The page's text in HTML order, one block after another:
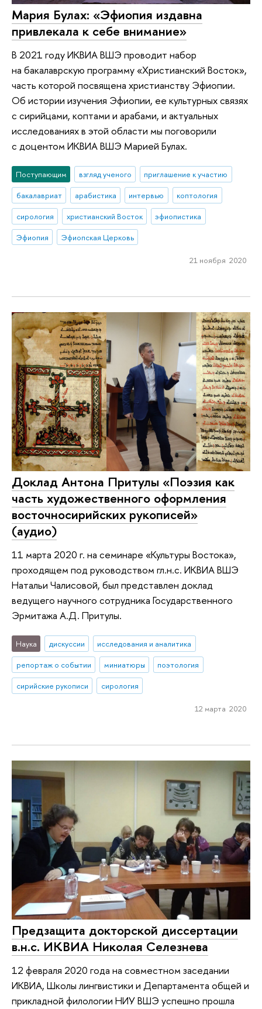
Мария Булах: «Эфиопия издавна
привлекала к себе внимание»
В 2021 году ИКВИА ВШЭ проводит набор
на бакалаврскую программу «Христианский Восток»,
часть которой посвящена христианству Эфиопии.
Об истории изучения Эфиопии, ее культурных связях
с сирийцами, коптами и арабами, и актуальных
исследованиях в этой области мы поговорили
с доцентом ИКВИА ВШЭ Марией Булах.
Поступающим взгляд ученого
приглашение к участию
бакалавриат
арабистика интервью
коптология
сирология
христианский Восток
эфиопистика
Эфиопия
Эфиопская Церковь
21 ноября 2020
Доклад Антона Притулы «Поэзия как
часть художественного оформления
восточносирийских рукописей»
(аудио)
11 марта 2020 г. на семинаре «Культуры Востока»,
проходящем под руководством гл.н.с. ИКВИА ВШЭ
Натальи Чалисовой, был представлен доклад
ведущего научного сотрудника Государственного
Эрмитажа А.Д. Притулы.
Наука дискуссии
исследования и аналитика
репортаж о событии
миниатюры
поэтология
сирийские рукописи
сирология
12 марта 2020
Предзащита докторской диссертации
в.н.с. ИКВИА Николая Селезнева
12 февраля 2020 года на совместном заседании
ИКВИА, Школы лингвистики и Департамента общей и
прикладной филологии НИУ ВШЭ успешно прошла